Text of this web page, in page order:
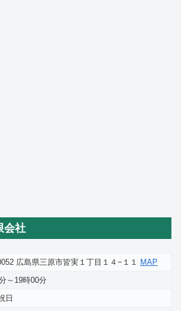
会社
広島県三原市皆実１丁目１４−１１ MAP
～19時00分
日